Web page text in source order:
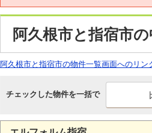
阿久根市と指宿市
阿久根市と指宿市の物件一覧画面へのリン
チェックした物件を一括で